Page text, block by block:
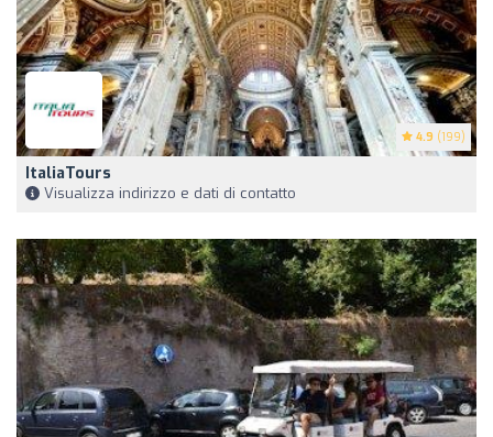
4.9 (199)
ItaliaTours
Visualizza indirizzo e dati di contatto